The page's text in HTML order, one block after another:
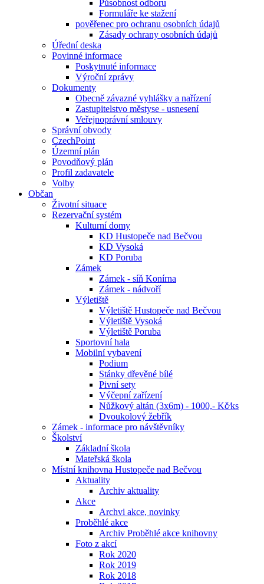
Působnost odboru
Formuláře ke stažení
pověřenec pro ochranu osobních údajů
Zásady ochrany osobních údajů
Úřední deska
Povinné informace
Poskytnuté informace
Výroční zprávy
Dokumenty
Obecně závazné vyhlášky a nařízení
Zastupitelstvo městyse - usnesení
Veřejnoprávní smlouvy
Správní obvody
CzechPoint
Územní plán
Povodňový plán
Profil zadavatele
Volby
Občan
Životní situace
Rezervační systém
Kulturní domy
KD Hustopeče nad Bečvou
KD Vysoká
KD Poruba
Zámek
Zámek - síň Konírna
Zámek - nádvoří
Výletiště
Výletiště Hustopeče nad Bečvou
Výletiště Vysoká
Výletiště Poruba
Sportovní hala
Mobilní vybavení
Podium
Stánky dřevěné bílé
Pivní sety
Výčepní zařízení
Nůžkový altán (3x6m) - 1000,- Kč⁄ks
Dvoukolový žebřík
Zámek - informace pro návštěvníky
Školství
Základní škola
Mateřská škola
Místní knihovna Hustopeče nad Bečvou
Aktuality
Archiv aktuality
Akce
Archvi akce, novinky
Proběhlé akce
Archiv Proběhlé akce knihovny
Foto z akcí
Rok 2020
Rok 2019
Rok 2018